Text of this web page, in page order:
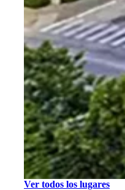
Ver todos los lugares